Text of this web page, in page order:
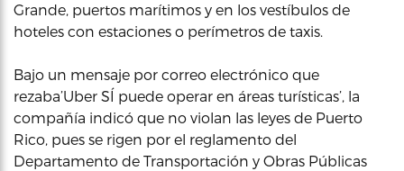
Grande, puertos marítimos y en los vestíbulos de
hoteles con estaciones o perímetros de taxis.
Bajo un mensaje por correo electrónico que
rezaba’Uber SÍ puede operar en áreas turísticas’, la
compañía indicó que no violan las leyes de Puerto
Rico, pues se rigen por el reglamento del
Departamento de Transportación y Obras Públicas